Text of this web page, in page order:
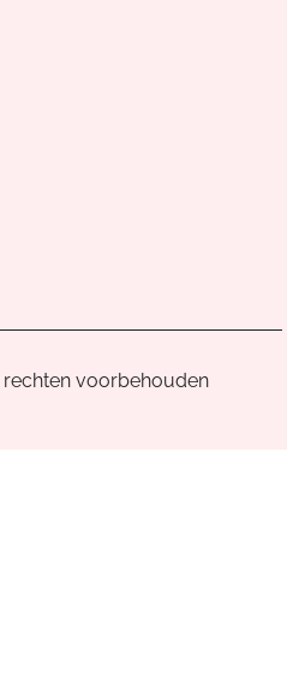
Cvandaag
van
rechten voorbehouden